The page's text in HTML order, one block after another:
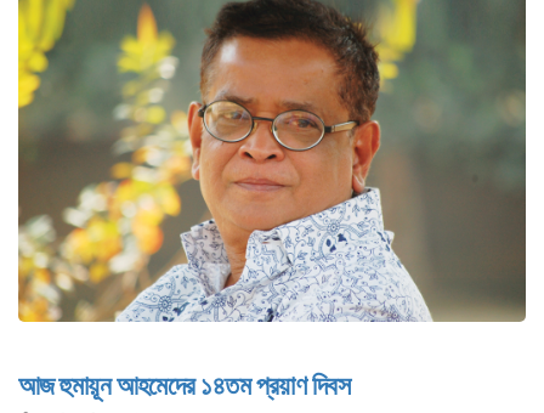
আজ হুমায়ূন আহমেদের ১৪তম প্রয়াণ দিবস